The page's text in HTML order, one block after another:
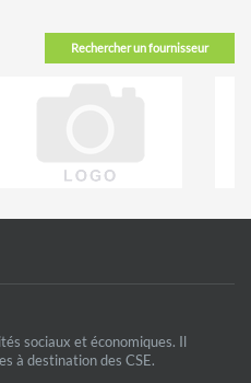
Rechercher un fournisseur
sociaux et économiques. Il
à destination des CSE.